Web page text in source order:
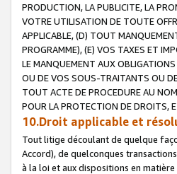
PRODUCTION, LA PUBLICITE, LA
VOTRE UTILISATION DE TOUTE
APPLICABLE, (D) TOUT
PROGRAMME), (E) VOS TAXES ET
LE MANQUEMENT AUX
OU DE VOS SOUS-TRAITANTS OU
TOUT ACTE DE PROCEDURE AU
POUR LA PROTECTION DE DROITS,
10.Droit applicable et
Tout litige découlant de quelque
Accord), de quelconques
à la loi et aux dispositions en